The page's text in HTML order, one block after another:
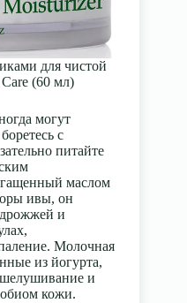
для чистой
(60 мл)
могут
с
питайте
маслом
ивы, он
и
Молочная
из йогурта,
и
кожи.